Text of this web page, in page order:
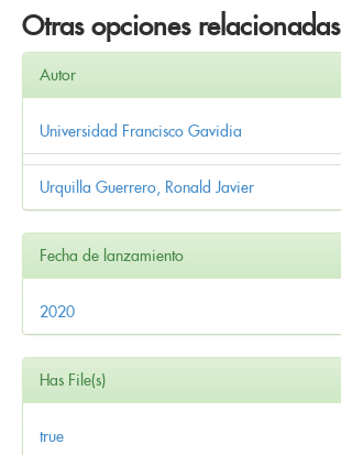
Otras opciones relacionadas
Autor
Universidad Francisco Gavidia
Urquilla Guerrero, Ronald Javier
Fecha de lanzamiento
2020
Has File(s)
true